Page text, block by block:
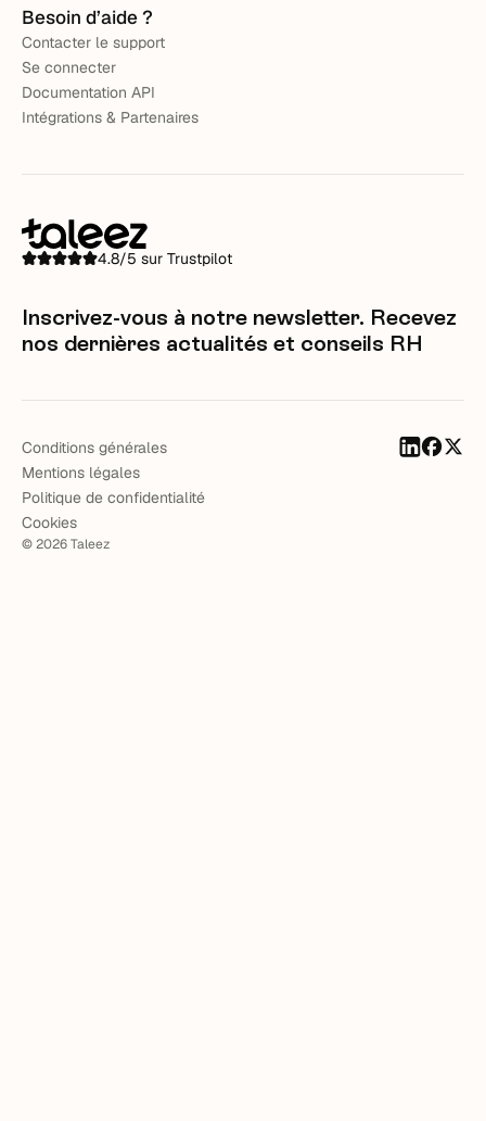
Besoin d’aide ?
Contacter le support
Se connecter
Documentation API
Intégrations & Partenaires
4.8/5 sur Trustpilot
Inscrivez-vous à notre newsletter. Recevez
nos dernières actualités et conseils RH
©2026Taleez
Conditions générales
Mentions légales
Politique de confidentialité
Cookies